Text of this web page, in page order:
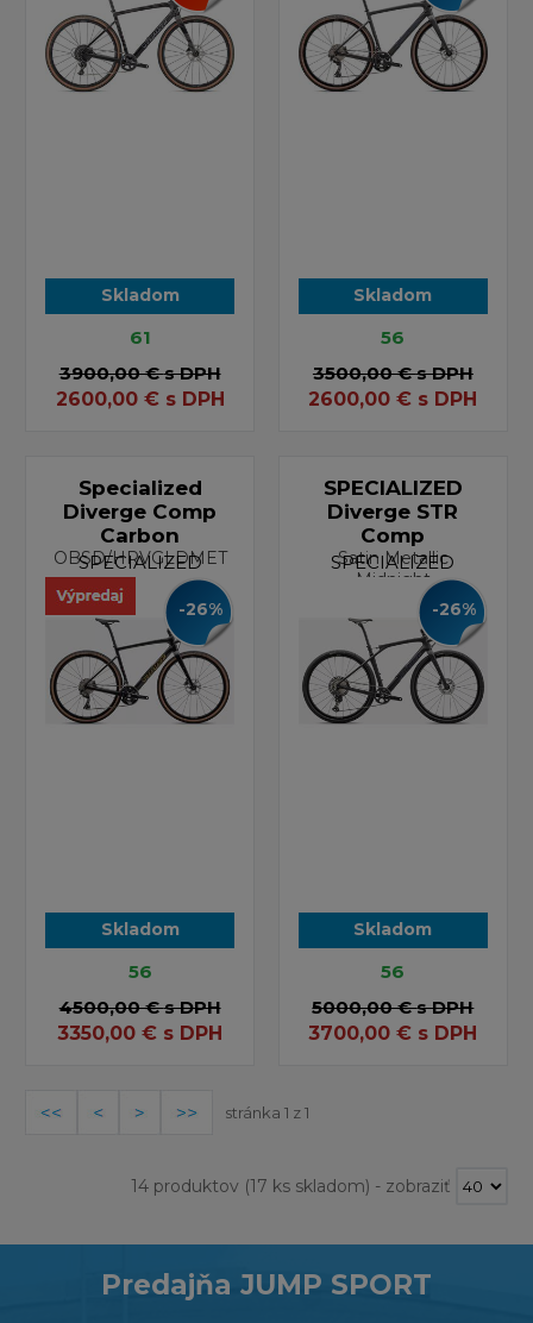
Skladom
61
3900,00 €s DPH
2600,00€ s DPH
Skladom
56
3500,00 €s DPH
2600,00 € s DPH
Specialized
Diverge Comp
Carbon
OBSD/HRVGLDMET
SPECIALIZED
-26%
Skladom
56
4500,00 €s DPH
3350,00 € s DPH
SPECIALIZED
Diverge STR
Comp
Satin Metallic
Midnight
Shadow/Ghpea
SPECIALIZED
-26%
Skladom
56
5000,00 €s DPH
3700,00 € s DPH
stránka 1 z 1
14 produktov(17 ks skladom) - zobraziť
Predajňa JUMP SPORT